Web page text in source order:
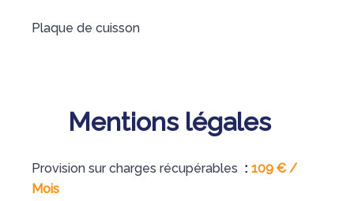
Plaque de cuisson
Mentions légales
Provision sur charges récupérables
109 € /
Mois